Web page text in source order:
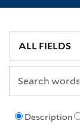
Description